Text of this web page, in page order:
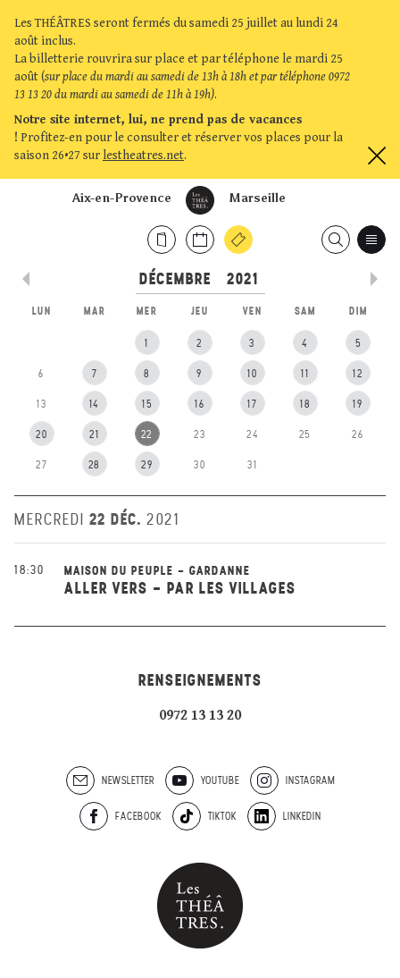
Les THÉÂTRES seront fermés du samedi 25 juillet au lundi 24
août inclus.
La billetterie rouvrira sur place et par téléphone le mardi 25
août (sur place du mardi au samedi de 13h à 18h et par téléphone 0972
13 13 20 du mardi au samedi de 11h à 19h).
Notre site internet, lui, ne prend pas de vacances
! Profitez-en pour le consulter et réserver vos places pour la
saison 26•27 sur lestheatres.net.
Marseille
Aix-en-Provence
LUN MAR MER JEU VEN SAM DIM
1 2 3 4 5
6 7 8 9 10 11 12
13 14 15 16 17 18 19
20 21 22 23 24 25 26
27 28 29 30 31
MERCREDI 22 DÉC. 2021
18:30 MAISON DU PEUPLE - GARDANNE
ALLER VERS - PAR LES VILLAGES
RENSEIGNEMENTS
0972 13 13 20
NEWSLETTER YOUTUBE INSTAGRAM
FACEBOOK TIKTOK LINKEDIN